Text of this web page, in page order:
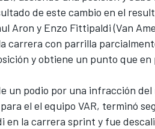
de este cambio en el
Aron y Enzo Fittipaldi(Van
carrera con parrilla
y obtiene un punto que en
un podio por una infracción del
el el equipo VAR, terminó
en la carrera sprint y fue